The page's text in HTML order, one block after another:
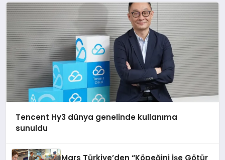
Tencent Hy3 dünya genelinde kullanıma
sunuldu